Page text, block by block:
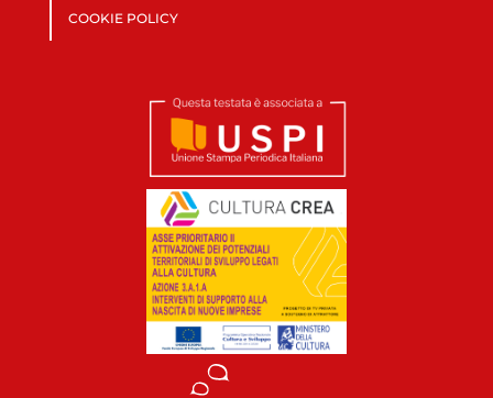
COOKIE POLICY